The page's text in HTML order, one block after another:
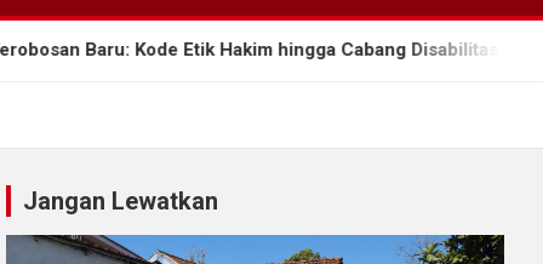
Kode Etik Hakim hingga Cabang Disabilitas Rungu Wicara
Jangan Lewatkan